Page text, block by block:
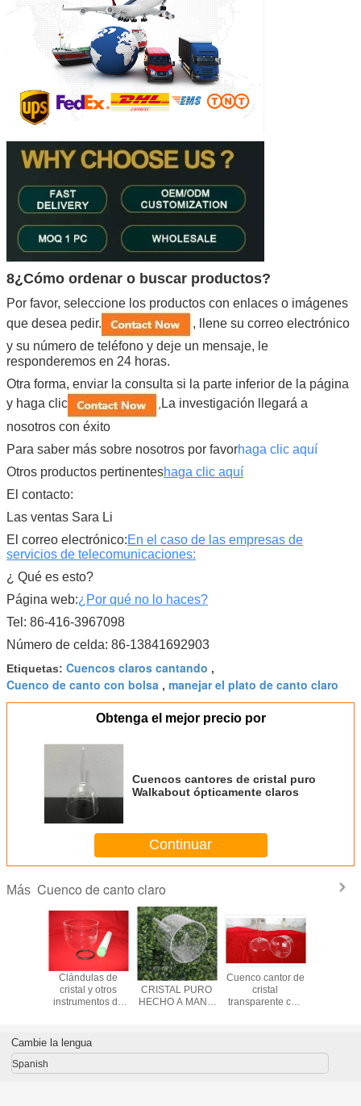
8¿Cómo ordenar o buscar productos?
Por favor, seleccione los productos con enlaces o imágenes
que desea pedir.
, llene su correo electrónico
y su número de teléfono y deje un mensaje, le
responderemos en 24 horas.
Otra forma, enviar la consulta si la parte inferior de la página
y haga clic
, La investigación llegará a
nosotros con éxito
Para saber más sobre nosotros por favorhaga clic aquí
Otros productos pertinenteshaga clic aquí
El contacto:
Las ventas Sara Li
El correo electrónico:En el caso de las empresas de
servicios de telecomunicaciones:
¿ Qué es esto?
Página web:¿Por qué no lo haces?
Tel: 86-416-3967098
Número de celda: 86-13841692903
Etiquetas: Cuencos claros cantando ,
Cuenco de canto con bolsa , manejar el plato de canto claro
Obtenga el mejor precio por
Cuencos cantores de cristal puro
Walkabout ópticamente claros
Continuar
Más Cuenco de canto claro
Clándulas de
cristal y otros
instrumentos de
CUENCO DE
CRISTAL PURO
HECHO A MANO
ACOLCHADAS
mayor en China
Cuenco cantor de
cristal
transparente con
Cambie la lengua
Spanish